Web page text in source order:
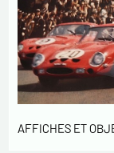
Politique de
Les informations
enregistrées
MODERNE &
de notre clientèle.
destinées au
d'accès aux
AFFICHES ET